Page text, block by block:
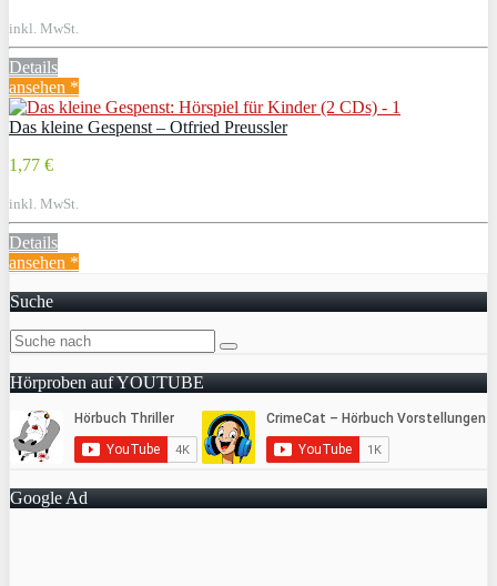
inkl. MwSt.
Details
ansehen *
Das kleine Gespenst – Otfried Preussler
1,77 €
inkl. MwSt.
Details
ansehen *
Suche
Hörproben auf YOUTUBE
Google Ad